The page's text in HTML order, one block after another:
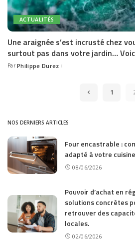
ACTUALITÉS
Une araignée s’est incrusté chez
surtout pas dans votre jardin…
Posted
Par Philippe Durez
1
NOS DERNIERS ARTICLES
Four encastrable :
adapté à votre
08/06/2026
Pouvoir d’achat en
solutions concrètes
retrouver des
locales.
02/06/2026